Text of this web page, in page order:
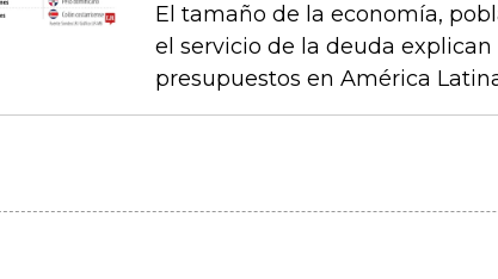
El tamaño de la economía,
el servicio de la deuda
presupuestos en América